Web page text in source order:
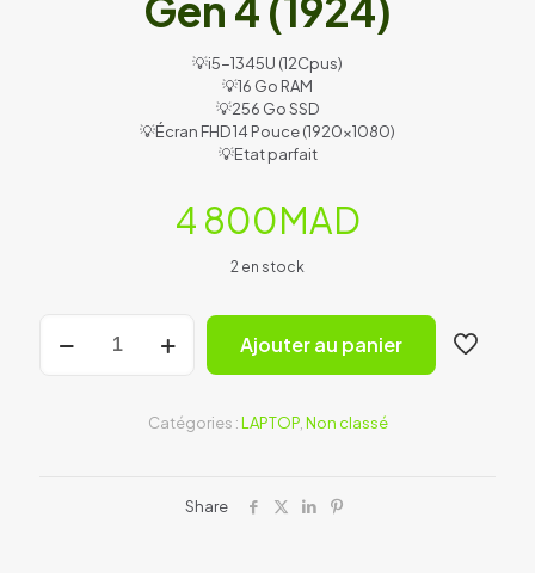
Gen 4 (1924)
💡i5-1345U (12Cpus)
💡16 Go RAM
💡256 Go SSD
💡Écran FHD 14 Pouce (1920×1080)
💡Etat parfait
4 800MAD
2 en stock
Lenovo
Ajouter au panier
Catégories :LAPTOP,Non classé
Share